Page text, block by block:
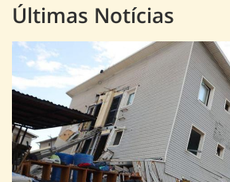
Últimas Notícias